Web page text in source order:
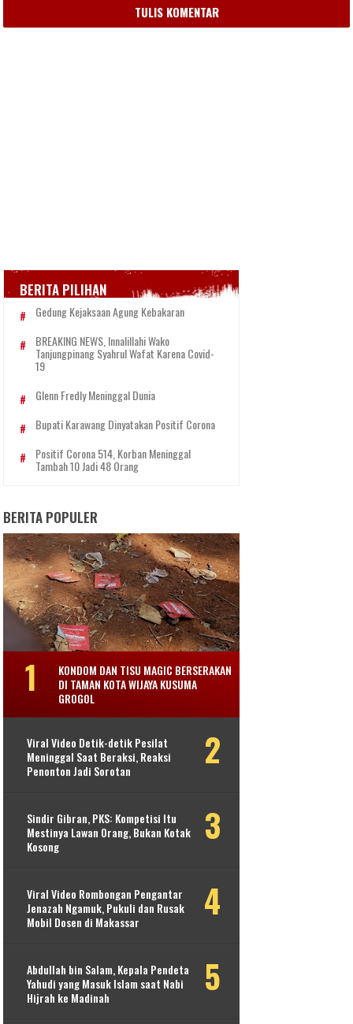
TULIS KOMENTAR
BERITA PILIHAN
Gedung Kejaksaan Agung Kebakaran
BREAKING NEWS, Innalillahi Wako
Tanjungpinang Syahrul Wafat Karena Covid-
19
Glenn Fredly Meninggal Dunia
Bupati Karawang Dinyatakan Positif Corona
Positif Corona 514, Korban Meninggal
Tambah 10 Jadi 48 Orang
BERITA POPULER
KONDOM DAN TISU MAGIC BERSERAKAN
DI TAMAN KOTA WIJAYA KUSUMA
GROGOL
Viral Video Detik-detik Pesilat
Meninggal Saat Beraksi, Reaksi
Penonton Jadi Sorotan
Sindir Gibran, PKS: Kompetisi Itu
Mestinya Lawan Orang, Bukan Kotak
Kosong
Viral Video Rombongan Pengantar
Jenazah Ngamuk, Pukuli dan Rusak
Mobil Dosen di Makassar
Abdullah bin Salam, Kepala Pendeta
Yahudi yang Masuk Islam saat Nabi
Hijrah ke Madinah